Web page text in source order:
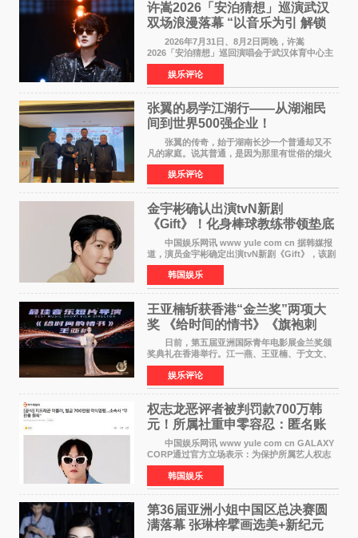
许嵩2026「安泊猜想」巡演武汉
双场浪漫落幕 “以音乐为引 解锁
江城记忆”
2026年7月31日、8月2日两晚，许嵩
2026「安泊猜想」巡回演唱会于武汉体育中心主
体育场盛大开唱。许嵩与数万歌迷在此相聚，从
浪漫惬意的舞台设计到充满诚意与惊喜的现场互
动，共同开启了一场关于
娱乐评论
张翼的易学江湖行——从湖湘民
间到世界500强企业！
张翼的传奇，始于湖南长沙一个普通却又不
凡的家庭。说其普通，是因为那里有世俗的烟火
气；说其不凡，是因为家中有一位洞悉天地玄机
的长者——他的爷爷。作为当地的风水师，爷爷
是张翼走进易学
娱乐评论
金宇彬确认出演tvN新剧
《Gift》！化身棒球教练带领垫底
球队逆袭
中国娱乐网讯 www yule com cn 据韩媒报
道，演员金宇彬确定出演tvN新剧《Gift》，该剧
预计将于下半年播出，引发观众高度期待。
本剧改编自同名网络漫画，讲述一位经历意外事
故后获得特殊
韩国娱乐
王亚楠斩获香港“金兰奖”两项大
奖 《给时间的情书》《旗袍刺
客》双双获肯定
日前，第五届亚洲国际青年电影展金兰奖颁
奖典礼在香港举行。江一燕、王亚楠、于文文、
李东学等知名演员出席活动。著名演员、导演王
亚楠凭借音乐故事片《给时间的情书》和院线电
影《旗袍刺客》
娱乐评论
权志龙恶评者被判罚款700万韩
元！所属社重申零容忍：匿名账
号也难逃刑责
中国娱乐网讯 www yule com cn GALAXY
CORP通过官方立场表示：为保护所属艺人权志
龙的名誉和权益，将持续对网络上发生的名誉损
害、散布虚假事实、侮辱、恶意诽谤等行为采取
法律应对措施。
韩国娱乐
第36届亚洲小姐中国区总决赛圆
满落幕 张琳梓擘画选美+新纪元